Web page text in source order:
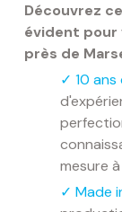
Découvrez
évident pour
près de
✓ 10 ans
mesure
✓ Made